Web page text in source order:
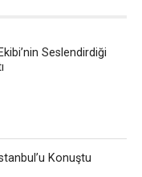
Seslendirdiği
Konuştu